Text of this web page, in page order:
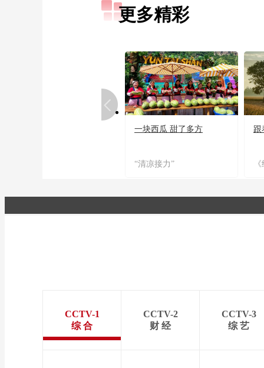
更多精彩
一块西瓜 甜了多方
“清凉接力”
跟
CCTV-1
综 合
CCTV-2
财 经
CCTV-3
综 艺